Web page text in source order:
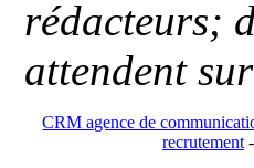
rédacteurs;
attendent
CRM agence de
recrutement-